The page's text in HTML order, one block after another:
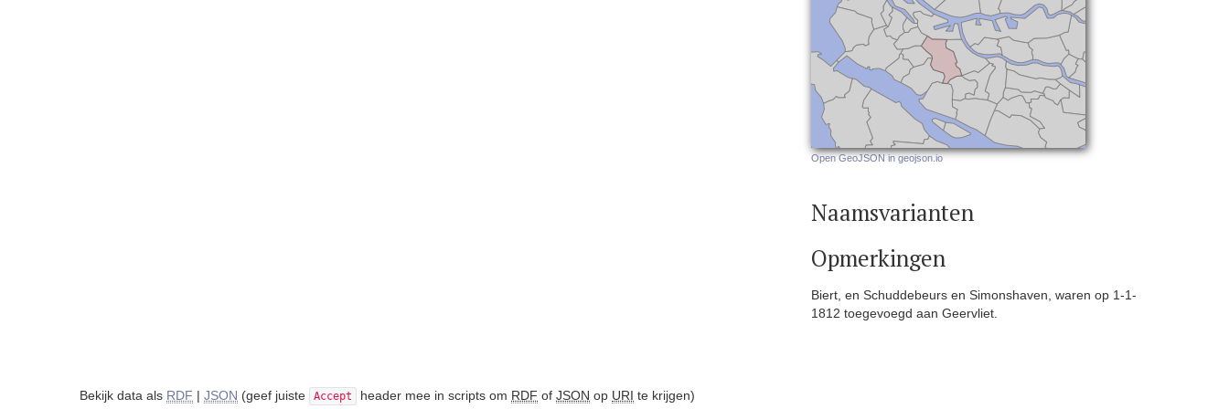
Open GeoJSON in geojson.io
Naamsvarianten
Opmerkingen
Biert, en Schuddebeurs en Simonshaven, waren op 1-1-
1812 toegevoegd aan Geervliet.
Bekijk data als RDF | JSON (geef juiste Accept header mee in scripts om RDF of JSON op URI te krijgen)